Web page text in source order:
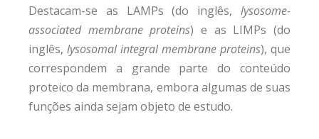
Destacam-se as LAMPs (do inglês, lysosome-
associated membrane proteins) e as LIMPs (do
inglês, lysosomal integral membrane proteins), que
correspondem a grande parte do conteúdo
proteico da membrana, embora algumas de suas
funções ainda sejam objeto de estudo.